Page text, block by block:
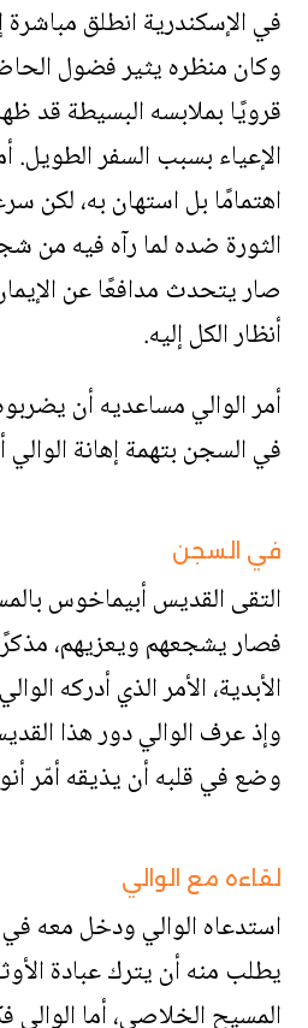
في الإسكندرية انطلق
وكان منظره يثير فضول
قرويًا بملابسه البسيطة قد
الإعياء بسبب السفر الطويل.
اهتمامًا بل استهان به، لكن
الثورة ضده لما رآه فيه من
صار يتحدث مدافعًا عن
أنظار الكل إليه.
أمر الوالي مساعديه أن
في السجن بتهمة إهانة الوالي
في السجن
التقى القديس أبيماخوس
فصار يشجعهم ويعزيهم،
الأبدية، الأمر الذي أدركه
وإذ عرف الوالي دور هذا
وضع في قلبه أن يذيقه أمّر
لقاءه مع الوالي
استدعاه الوالي ودخل معه
يطلب منه أن يترك عبادة
المسيح الخلاصي، أما الوالي